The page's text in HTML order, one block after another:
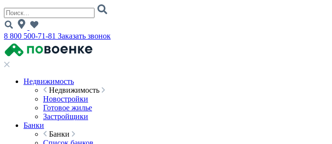
8 800 500-71-81 Заказать звонок
Недвижимость
Недвижимость
Новостройки
Готовое жилье
Застройщики
Банки
Банки